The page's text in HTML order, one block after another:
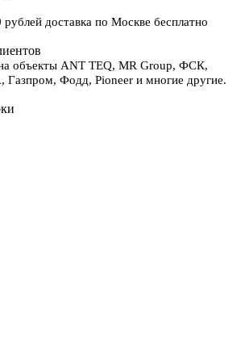
доставка по Москве бесплатно
объекты ANT TEQ, MR Group, ФСК,
Газпром, Фодд, Pioneer и многие другие.